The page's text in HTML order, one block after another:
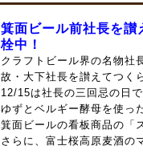
箕面ビール前社長を讃
栓中！
クラフトビール界の名物社
故・大下社長を讃えてつく
12/15は社長の三回忌の日で
ゆずとベルギー酵母を使っ
箕面ビールの看板商品の「
さらに、富士桜高原麦酒の